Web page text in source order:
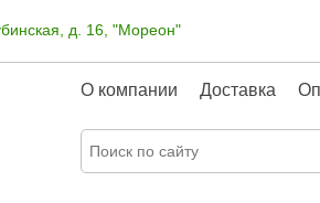
д. 16, "Мореон"
О компании Доставка